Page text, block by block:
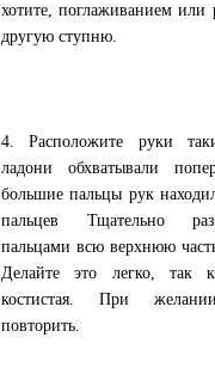
хотите, поглаживанием
другую ступню.
4. Расположите руки
ладони обхватывали
большие пальцы рук
пальцев Тщательно
пальцами всю верхнюю
Делайте это легко, так
костистая. При
повторить.